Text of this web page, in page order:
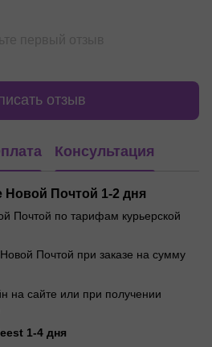
отзыв
Консультация
Новой Почтой 1-2 дня
Почтой по тарифам курьерской
Почтой при заказе на сумму
на сайте или при получении
1-4 дня